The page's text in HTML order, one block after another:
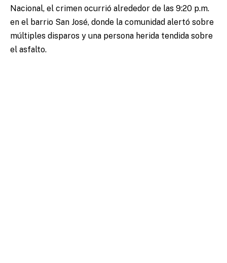
Nacional, el crimen ocurrió alrededor de las 9:20 p.m.
en el barrio San José, donde la comunidad alertó sobre
múltiples disparos y una persona herida tendida sobre
el asfalto.